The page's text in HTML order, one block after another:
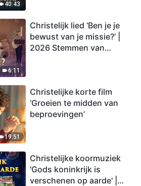
40:43
6:11
Christelijk lied ‘Ben je je
bewust van je missie?’ |
2026 Stemmen van
19:51
Christelijke korte film
‘Groeien te midden van
beproevingen’
Christelijke koormuziek
'Gods koninkrijk is
verschenen op aarde' |